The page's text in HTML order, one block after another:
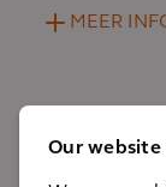
Our website
MEER